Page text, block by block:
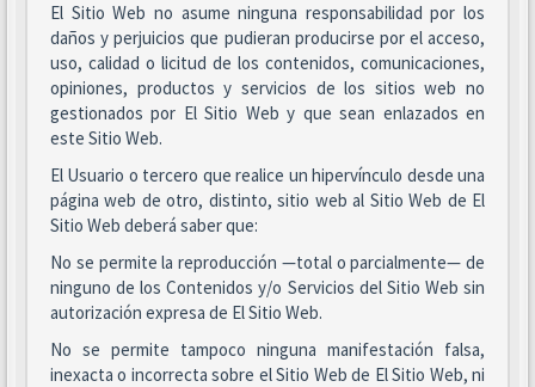
El Sitio Web no asume ninguna responsabilidad por los
daños y perjuicios que pudieran producirse por el acceso,
uso, calidad o licitud de los contenidos, comunicaciones,
opiniones, productos y servicios de los sitios web no
gestionados por El Sitio Web y que sean enlazados en
este Sitio Web.
El Usuario o tercero que realice un hipervínculo desde una
página web de otro, distinto, sitio web al Sitio Web de El
Sitio Web deberá saber que:
No se permite la reproducción —total o parcialmente— de
ninguno de los Contenidos y/o Servicios del Sitio Web sin
autorización expresa de El Sitio Web.
No se permite tampoco ninguna manifestación falsa,
inexacta o incorrecta sobre el Sitio Web de El Sitio Web, ni